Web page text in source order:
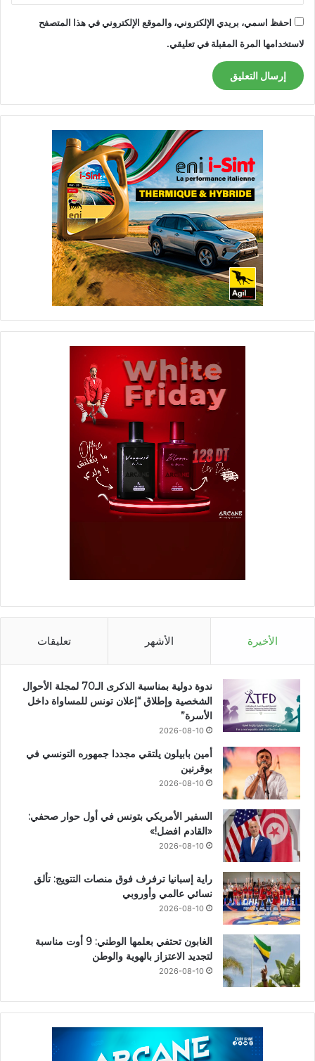
احفظ اسمي، بريدي الإلكتروني، والموقع الإلكتروني في هذا المتصفح
لاستخدامها المرة المقبلة في تعليقي.
الأخيرة الأشهر تعليقات
ندوة دولية بمناسبة الذكرى الـ70 لمجلة الأحوال
الشخصية وإطلاق “إعلان تونس للمساواة داخل
الأسرة”
2026-08-10
أمين بابيلون يلتقي مجددا جمهوره التونسي في
بوقرنين
2026-08-10
السفير الأمريكي بتونس في أول حوار صحفي:
«القادم افضل!»
2026-08-10
راية إسبانيا ترفرف فوق منصات التتويج: تألق
نسائي عالمي وأوروبي
2026-08-10
الغابون تحتفي بعلمها الوطني: 9 أوت مناسبة
لتجديد الاعتزاز بالهوية والوطن
2026-08-10